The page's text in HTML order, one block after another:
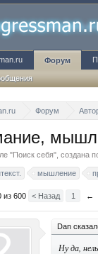
Форум
"Поиск себя", создана
мышление
из 600 < Назад 1 ←
Dan
Ну да,
Форум